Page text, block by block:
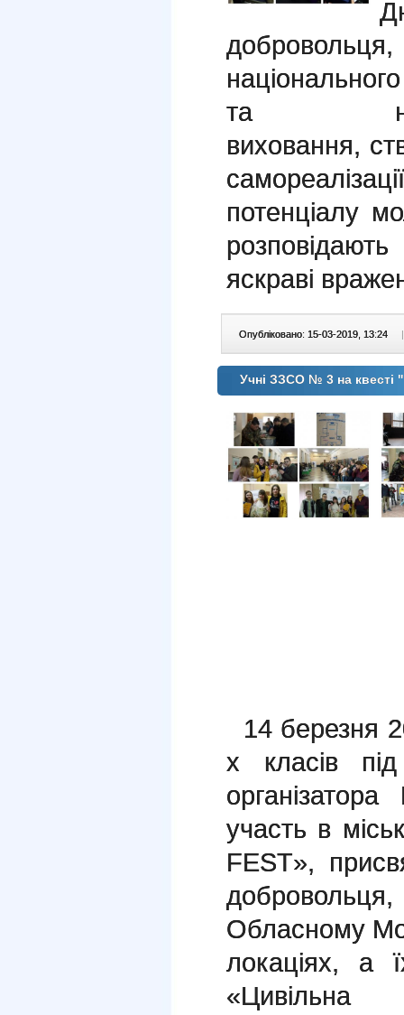
та
виховання,
потенціалу
яскраві
Опубліковано: 15-03-2019, 13:24 |
Учні ЗЗСО № 3 на квесті
14 березня
х класів під
участь в
FEST»,
Обласному
локаціях,
«Цивільна